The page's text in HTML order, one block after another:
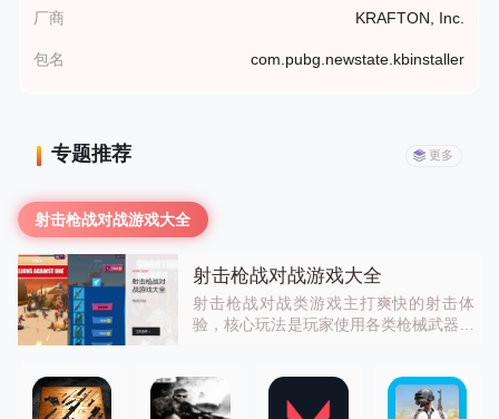
厂商 KRAFTON, Inc.
包名 com.pubg.newstate.kbinstaller
专题推荐 更多
射击枪战对战游戏大全
射击枪战对战游戏大全
射击枪战对战类游戏主打爽快的射击体
验，核心玩法是玩家使用各类枪械武器，
感足，玩起来刺激解压。感兴趣的小伙伴
快快下载吧！